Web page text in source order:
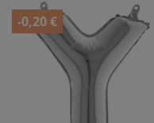
-0,20 €